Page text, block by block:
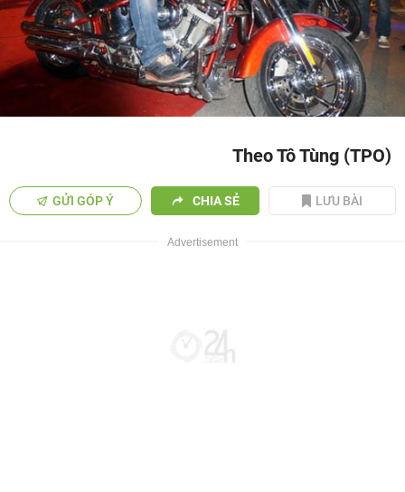
Theo Tô Tùng (TPO)
GỬI GÓP Ý CHIA SẺ LƯU BÀI